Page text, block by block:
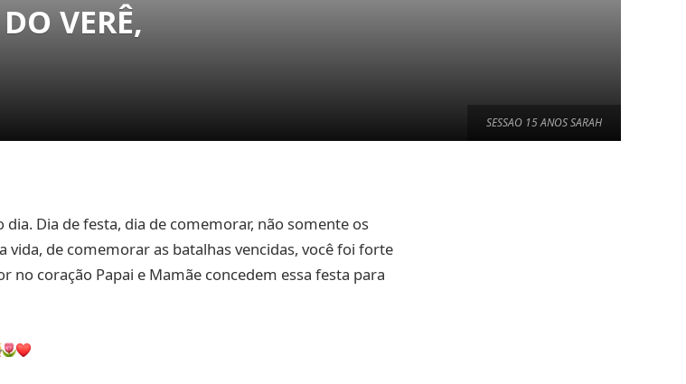
SESSAO 15 ANOS SARAH
VERÊ,
Dia de festa, dia de comemorar, não somente os
vida, de comemorar as batalhas vencidas, você foi forte
no coração Papai e Mamãe concedem essa festa para